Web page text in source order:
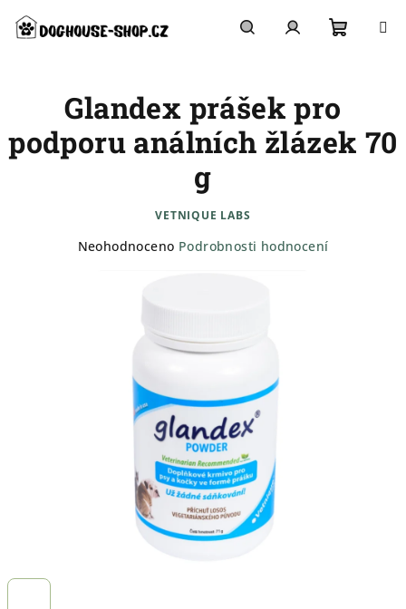
obsah
košík
Glandex prášek pro
podporu análních žlázek 70
g
VETNIQUE LABS
Průměrné
Neohodnoceno Podrobnosti hodnocení